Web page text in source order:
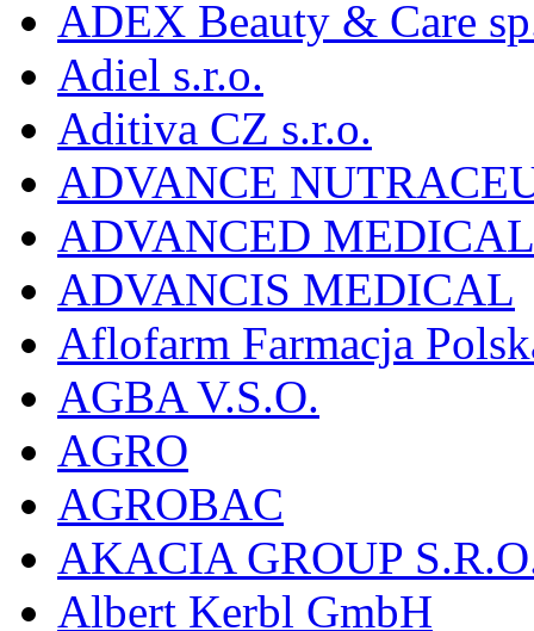
ADEX Beauty & Care
Adiel s.r.o.
Aditiva CZ s.r.o.
ADVANCE
ADVANCED
ADVANCIS MEDICAL
Aflofarm Farmacja
AGBA V.S.O.
AGRO
AGROBAC
AKACIA GROUP
Albert Kerbl GmbH